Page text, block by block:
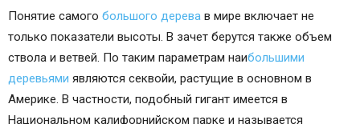
Понятие самого большого дерева в мире включает не
только показатели высоты. В зачет берутся также объем
ствола и ветвей. По таким параметрам наибольшими
деревьями являются секвойи, растущие в основном в
Америке. В частности, подобный гигант имеется в
Национальном калифорнийском парке и называется